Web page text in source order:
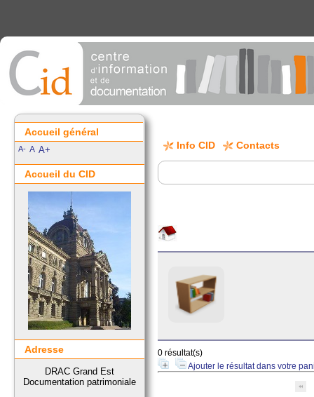
Info CID Contacts
0 résultat(s)
Ajouter le résultat dans votre
Accueil général
A- A A+
Accueil du CID
Adresse
DRAC Grand Est
Documentation patrimoniale